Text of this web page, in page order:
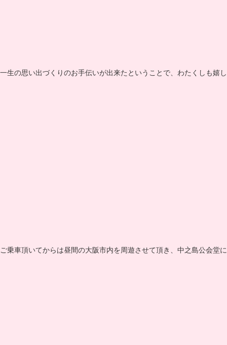
一生の思い出づくりのお手伝いが出来たということで、わたくしも嬉
ご乗車頂いてからは昼間の大阪市内を周遊させて頂き、中之島公会堂